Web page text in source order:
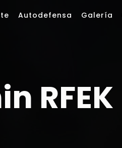
Autodefensa Galería
RFEK